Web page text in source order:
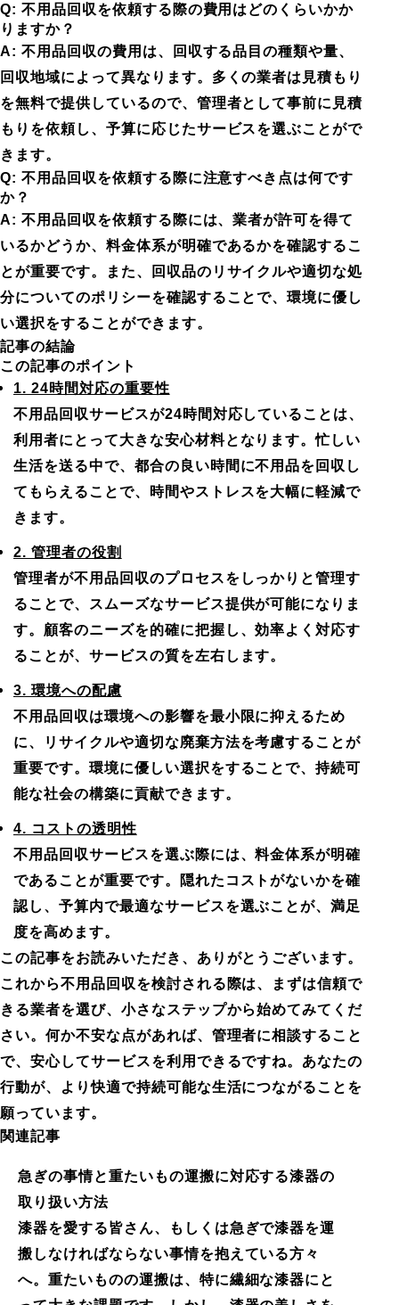
Q: 不用品回収を依頼する際の費用はどのくらいかか
りますか？
A: 不用品回収の費用は、回収する品目の種類や量、
回収地域によって異なります。多くの業者は見積もり
を無料で提供しているので、管理者として事前に見積
もりを依頼し、予算に応じたサービスを選ぶことがで
きます。
Q: 不用品回収を依頼する際に注意すべき点は何です
か？
A: 不用品回収を依頼する際には、業者が許可を得て
いるかどうか、料金体系が明確であるかを確認するこ
とが重要です。また、回収品のリサイクルや適切な処
分についてのポリシーを確認することで、環境に優し
い選択をすることができます。
記事の結論
この記事のポイント
1. 24時間対応の重要性
不用品回収サービスが24時間対応していることは、
利用者にとって大きな安心材料となります。忙しい
生活を送る中で、都合の良い時間に不用品を回収し
てもらえることで、時間やストレスを大幅に軽減で
きます。
2. 管理者の役割
管理者が不用品回収のプロセスをしっかりと管理す
ることで、スムーズなサービス提供が可能になりま
す。顧客のニーズを的確に把握し、効率よく対応す
ることが、サービスの質を左右します。
3. 環境への配慮
不用品回収は環境への影響を最小限に抑えるため
に、リサイクルや適切な廃棄方法を考慮することが
重要です。環境に優しい選択をすることで、持続可
能な社会の構築に貢献できます。
4. コストの透明性
不用品回収サービスを選ぶ際には、料金体系が明確
であることが重要です。隠れたコストがないかを確
認し、予算内で最適なサービスを選ぶことが、満足
度を高めます。
この記事をお読みいただき、ありがとうございます。
これから不用品回収を検討される際は、まずは信頼で
きる業者を選び、小さなステップから始めてみてくだ
さい。何か不安な点があれば、管理者に相談すること
で、安心してサービスを利用できるですね。あなたの
行動が、より快適で持続可能な生活につながることを
願っています。
関連記事
急ぎの事情と重たいもの運搬に対応する漆器の
取り扱い方法
漆器を愛する皆さん、もしくは急ぎで漆器を運
搬しなければならない事情を抱えている方々
へ。重たいものの運搬は、特に繊細な漆器にと